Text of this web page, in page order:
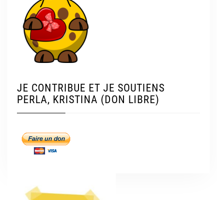
JE CONTRIBUE ET JE SOUTIENS
PERLA, KRISTINA (DON LIBRE)